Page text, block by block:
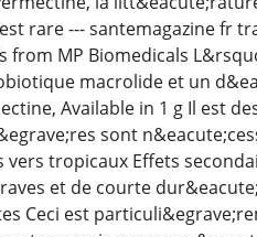
rare --- santemagazine fr
from MP Biomedicals
macrolide et un
Available in 1 g Il est
sont
tropicaux Effets
et de courte
Ceci est